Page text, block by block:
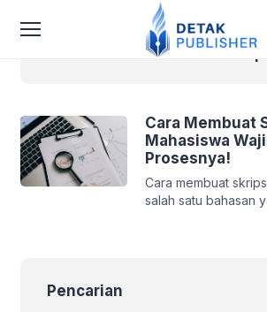
Cara membuat skripsi
Cara Membuat
Mahasiswa
Prosesnya!
Cara membuat
salah satu bahasan
Pencarian